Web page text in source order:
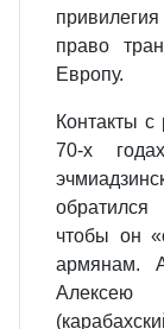
право
Европу.
Контакты с
70‐х
чтобы он
армянам.
Алексею